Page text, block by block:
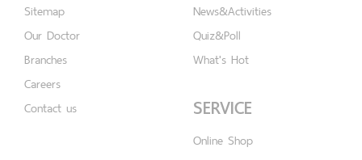
Sitemap
Our Doctor
Branches
Careers
Contact us
News&Activities
Quiz&Poll
What's Hot
SERVICE
Online Shop